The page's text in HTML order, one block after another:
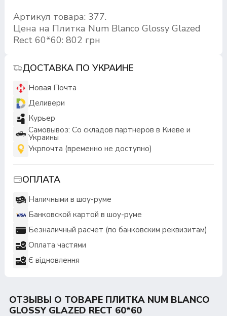
Артикул товара: 377.
Цена на Плитка Num Blanco Glossy Glazed
Rect 60*60: 802 грн
ДОСТАВКА ПО УКРАИНЕ
Новая Почта
Деливери
Курьер
Самовывоз: Со складов партнеров в Киеве и
Украины
Укрпочта (временно не доступно)
ОПЛАТА
Наличными в шоу-руме
Банковской картой в шоу-руме
Безналичный расчет (по банковским реквизитам)
Оплата частями
Є відновлення
ОТЗЫВЫ О ТОВАРЕ ПЛИТКА NUM BLANCO
GLOSSY GLAZED RECT 60*60